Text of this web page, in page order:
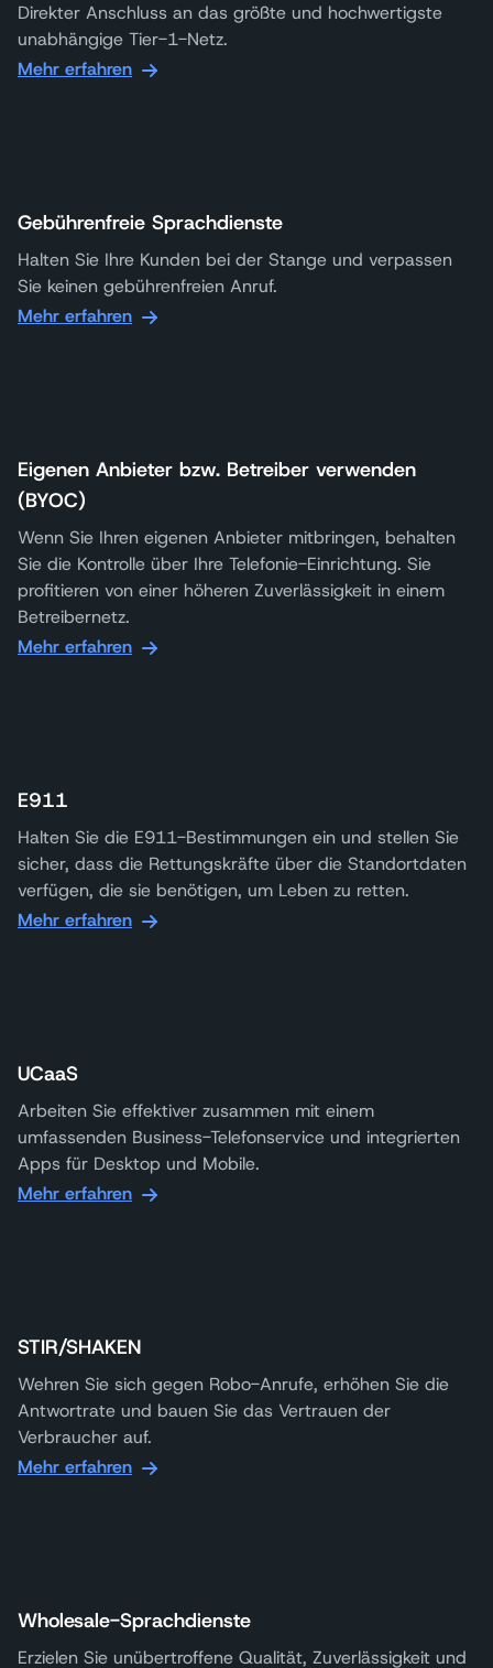
Direkter Anschluss an das größte und hochwertigste
unabhängige Tier-1-Netz.
Mehr erfahren
Gebührenfreie Sprachdienste
Halten Sie Ihre Kunden bei der Stange und verpassen
Sie keinen gebührenfreien Anruf.
Mehr erfahren
Eigenen Anbieter bzw. Betreiber verwenden
(BYOC)
Wenn Sie Ihren eigenen Anbieter mitbringen, behalten
Sie die Kontrolle über Ihre Telefonie-Einrichtung. Sie
profitieren von einer höheren Zuverlässigkeit in einem
Betreibernetz.
Mehr erfahren
E911
Halten Sie die E911-Bestimmungen ein und stellen Sie
sicher, dass die Rettungskräfte über die Standortdaten
verfügen, die sie benötigen, um Leben zu retten.
Mehr erfahren
UCaaS
Arbeiten Sie effektiver zusammen mit einem
umfassenden Business-Telefonservice und integrierten
Apps für Desktop und Mobile.
Mehr erfahren
STIR/SHAKEN
Wehren Sie sich gegen Robo-Anrufe, erhöhen Sie die
Antwortrate und bauen Sie das Vertrauen der
Verbraucher auf.
Mehr erfahren
Wholesale-Sprachdienste
Erzielen Sie unübertroffene Qualität, Zuverlässigkeit und